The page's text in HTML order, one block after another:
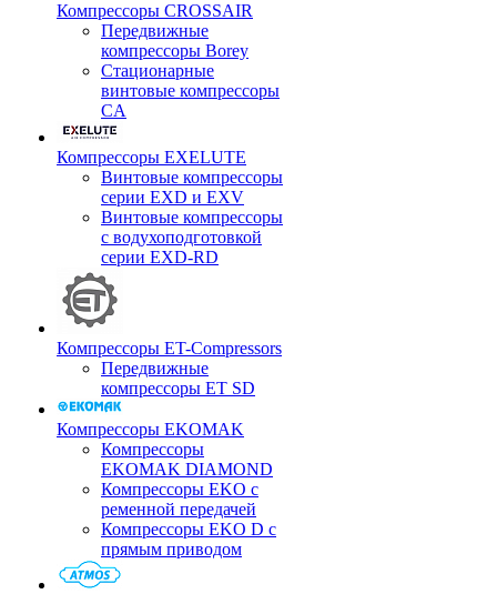
Компрессоры CROSSAIR
Передвижные
компрессоры Borey
Стационарные
винтовые компрессоры
CA
Компрессоры EXELUTE
Винтовые компрессоры
серии EXD и EXV
Винтовые компрессоры
с водухоподготовкой
серии EXD-RD
Компрессоры ET-Compressors
Передвижные
компрессоры ET SD
Компрессоры EKOMAK
Компрессоры
EKOMAK DIAMOND
Компрессоры EKO c
ременной передачей
Компрессоры EKO D с
прямым приводом